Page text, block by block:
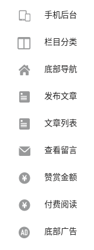
手机后台
栏目分类
底部导航
发布文章
文章列表
查看留言
赞赏金额
付费阅读
底部广告